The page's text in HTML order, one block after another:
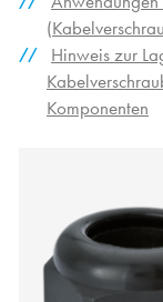
Hinweis zur
Komponenten